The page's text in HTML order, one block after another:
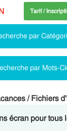
Tarif /
par
par Mots-
/ Fichiers
écran pour tous